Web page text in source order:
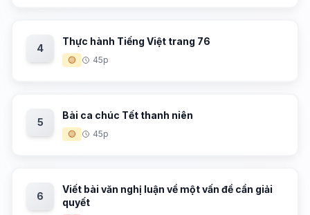
4
Thực hành Tiếng Việt trang 76
🟡 45p
5
Bài ca chúc Tết thanh niên
🟡 45p
6
Viết bài văn nghị luận về một vấn đề cần giải
quyết